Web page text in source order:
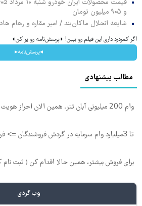
و ۹۰۵ میلیون تومان
شایعه انحلال ماکان‌بند / امیر مقاره و رهام
اگر کمردرد داری این فیلم رو ببین! ◗پرسش‌نامه رو پر کن◖
◂پرسش‌نامه▸
مطالب پیشنهادی
وام 200 میلیونی آبان تتر. همین الان احراز هویت کن!
تا 3میلیارد وام سرمایه در گردش فروشندگان => فروشگاهت رو ثبت کن
برای فروش بیشتر، همین حالا اقدام کن ( ثبت
وب گردی